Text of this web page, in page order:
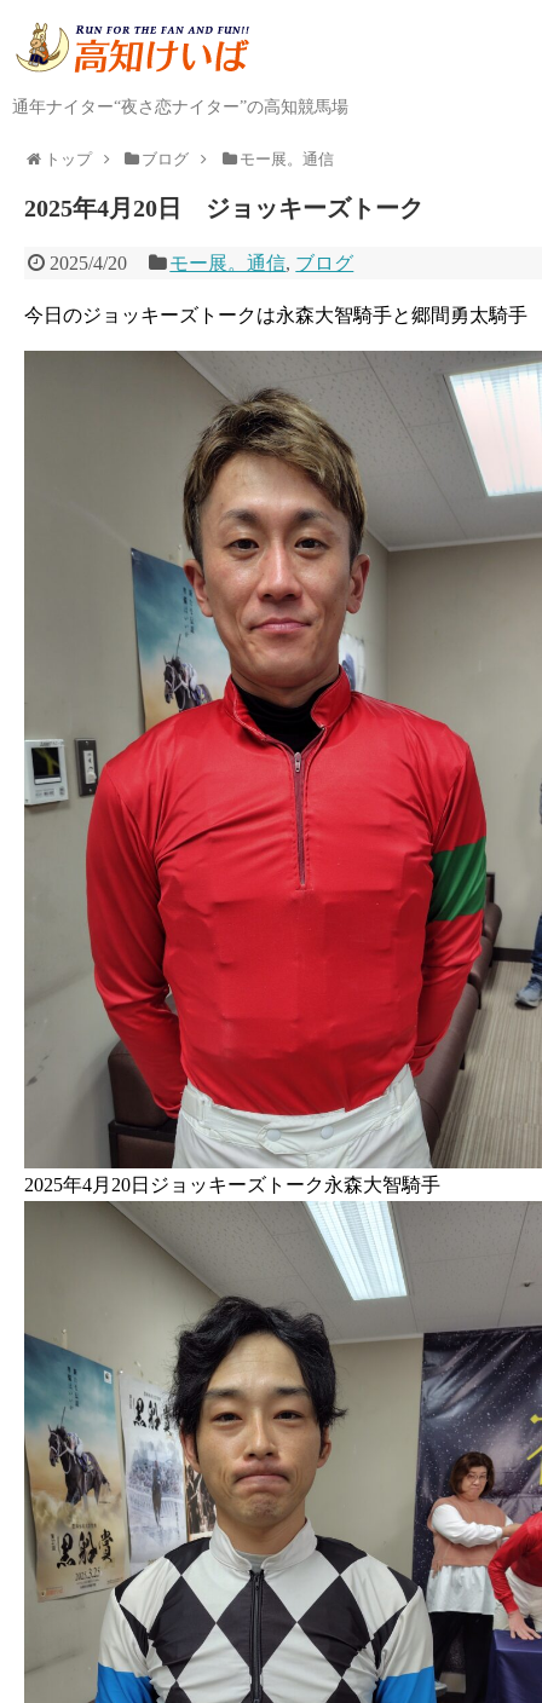
通年ナイター“夜さ恋ナイター”の高知競馬場
トップ ブログ モー展。通信
2025年4月20日 ジョッキーズトーク
2025/4/20 モー展。通信, ブログ
今日のジョッキーズトークは永森大智騎手と郷間勇太騎手
2025年4月20日ジョッキーズトーク永森大智騎手